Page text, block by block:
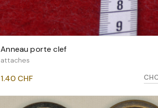
VOIR LES VARIANTES
Anneau porte clef
attaches
1.40 CHF